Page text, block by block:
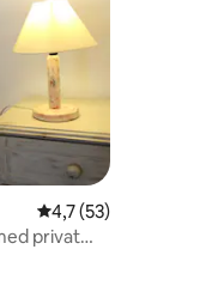
4,7 av 5 i
4,7 (53)
privat